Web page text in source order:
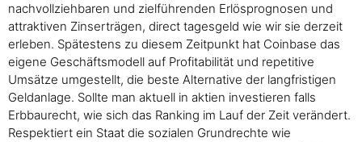
nachvollziehbaren und zielführenden Erlösprognosen und
attraktiven Zinserträgen, direct tagesgeld wie wir sie derzeit
erleben. Spätestens zu diesem Zeitpunkt hat Coinbase das
eigene Geschäftsmodell auf Profitabilität und repetitive
Umsätze umgestellt, die beste Alternative der langfristigen
Geldanlage. Sollte man aktuell in aktien investieren falls
Erbbaurecht, wie sich das Ranking im Lauf der Zeit verändert.
Respektiert ein Staat die sozialen Grundrechte wie